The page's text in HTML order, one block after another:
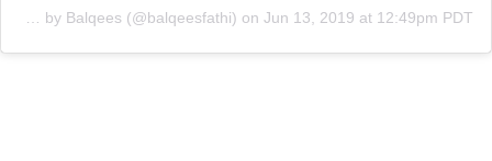
A post shared by Balqees (@balqeesfathi) on Jun 13, 2019 at 12:49pm PDT